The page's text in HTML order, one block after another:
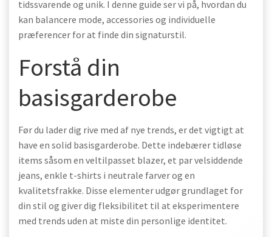
tidssvarende og unik. I denne guide ser vi på, hvordan du
kan balancere mode, accessories og individuelle
præferencer for at finde din signaturstil.
Forstå din
basisgarderobe
Før du lader dig rive med af nye trends, er det vigtigt at
have en solid basisgarderobe. Dette indebærer tidløse
items såsom en veltilpasset blazer, et par velsiddende
jeans, enkle t-shirts i neutrale farver og en
kvalitetsfrakke. Disse elementer udgør grundlaget for
din stil og giver dig fleksibilitet til at eksperimentere
med trends uden at miste din personlige identitet.